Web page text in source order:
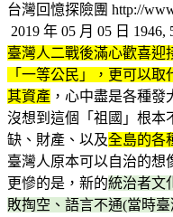
台灣回憶探險團 http://
2019 年 05 月 05 日
臺灣人二戰後滿心歡喜迎
「一等公民」，更可以
其資產 ，心中盡是各種發
沒想到這個「祖國」根本
缺、財產、以及全島的各
臺灣人原本可以自治的想
更慘的是，新的統治者文
敗掏空、語言不通(當時